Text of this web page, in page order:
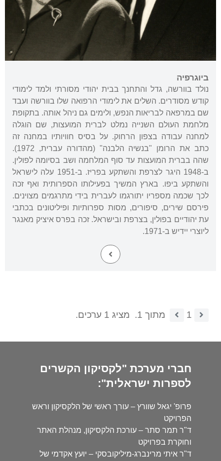
ביוגרפיה
נולד בוורשה, גדל והתחנך בבית יהודי מסורתי ולמד לימודי
קודש מסודרים. השלים את לימודי הרפואה שלו בוורשה ועבד
שם במרפאה לבריאות הנפש, ולימים גם ניהל אותה. בתקופת
מלחמת העולם השנייה נמלט לברית המועצות, שם הוגלה
למחנה עבודה בצפון הרחוק. על בסיס חוויותיו במחנה זה
כתב את הרומן "בנשיה הלבנה" (מהדורה עברית, 1972).
שהה בברית המועצות עד סוף המלחמה ושב בסיומה לפולין.
ב-1948 היגר לצרפת והשתקע בפריז. ב-1951 עלה לישראל
והשתקע ביפו. בארץ המשיך בפעילותו הספרותית ואף זכה
לכך שכמה מספריו יתורגמו לעברית בידי מתרגמים מצוינים.
פירסם שירים, סיפורים, מסות ספרותיות ופיליטונים בכתבי
עת יהודיים בפולין, בצרפת ובישראל. זכה בפרס איציק מאנגר
ליוצרי יידיש ב-1971.
1 מתוך 1. מציג 1 ערכים.
חברי מערכת "לקסיקון הקשרים
לספרות ישראלית":
פרופ' יגאל שוורץ – עורך ראשי של הלקסיקון וראש
הפרויקט
ד"ר תמר סתר – עורכת הלקסיקון, מנהלת האתר
וחוקרת בפרויקט
ד"ר איתי מרינברג-מיליקובסקי – יועץ אקדמי של